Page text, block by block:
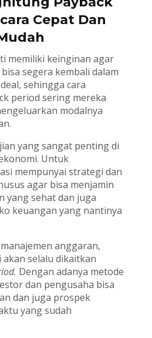
Cepat Dan
memiliki keinginan agar
segera kembali dalam
sehingga cara
period sering mereka
modalnya
yang sangat penting di
Untuk
mempunyai strategi dan
agar bisa menjamin
yang sehat dan juga
keuangan yang nantinya
anggaran,
selalu dikaitkan
Dengan adanya metode
dan pengusaha bisa
dan juga prospek
yang sudah